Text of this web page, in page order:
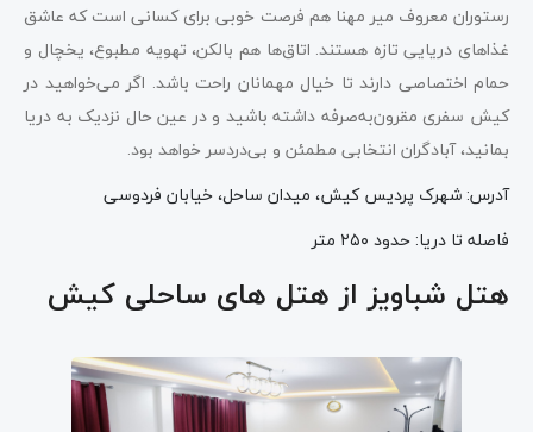
رستوران معروف میر مهنا هم فرصت خوبی برای کسانی است که عاشق
غذاهای دریایی تازه هستند. اتاق‌ها هم بالکن، تهویه مطبوع، یخچال و
حمام اختصاصی دارند تا خیال مهمانان راحت باشد. اگر می‌خواهید در
کیش سفری مقرون‌به‌صرفه داشته باشید و در عین حال نزدیک به دریا
بمانید، آبادگران انتخابی مطمئن و بی‌دردسر خواهد بود.
آدرس: شهرک پردیس کیش، میدان ساحل، خیابان فردوسی
فاصله تا دریا: حدود ۲۵۰ متر
هتل شباویز از هتل های ساحلی کیش